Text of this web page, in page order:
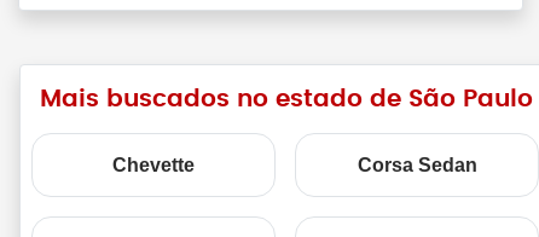
Mais buscados no estado de São Paulo
Chevette Corsa Sedan